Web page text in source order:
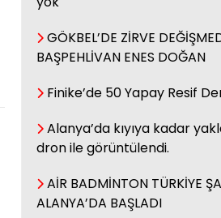
ASFALT
GÖKBEL’DE ZİRVE
BAŞPEHLİVAN ENES DOĞAN
Finike’de 50 Yapay Resif
Alanya’da kıyıya kadar
dron ile görüntülendi.
AİR BADMİNTON TÜRKİYE
ALANYA’DA BAŞLADI